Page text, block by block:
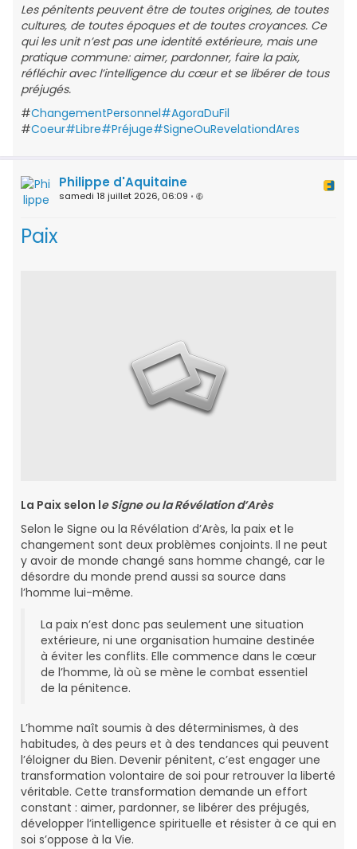
Les pénitents peuvent être de toutes origines, de toutes
cultures, de toutes époques et de toutes croyances. Ce
qui les unit n’est pas une identité extérieure, mais une
pratique commune: aimer, pardonner, faire la paix,
réfléchir avec l’intelligence du cœur et se libérer de tous
préjugés.
#ChangementPersonnel#AgoraDuFil
#Coeur#Libre#Préjuge#SigneOuRevelationdAres
Philippe d'Aquitaine
samedi 18 juillet 2026, 06:09 •
Paix
La Paix selon le Signe ou la Révélation d’Arès
Selon le Signe ou la Révélation d’Arès, la paix et le
changement sont deux problèmes conjoints. Il ne peut
y avoir de monde changé sans homme changé, car le
désordre du monde prend aussi sa source dans
l’homme lui-même.
La paix n’est donc pas seulement une situation
extérieure, ni une organisation humaine destinée
à éviter les conflits. Elle commence dans le cœur
de l’homme, là où se mène le combat essentiel
de la pénitence.
L’homme naît soumis à des déterminismes, à des
habitudes, à des peurs et à des tendances qui peuvent
l’éloigner du Bien. Devenir pénitent, c’est engager une
transformation volontaire de soi pour retrouver la liberté
véritable. Cette transformation demande un effort
constant : aimer, pardonner, se libérer des préjugés,
développer l’intelligence spirituelle et résister à ce qui en
soi s’oppose à la Vie.